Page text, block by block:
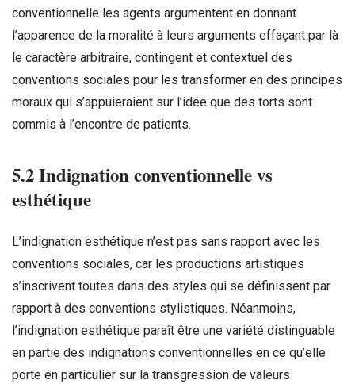
conventionnelle les agents argumentent en donnant
l’apparence de la moralité à leurs arguments effaçant par là
le caractère arbitraire, contingent et contextuel des
conventions sociales pour les transformer en des principes
moraux qui s’appuieraient sur l’idée que des torts sont
commis à l’encontre de patients.
5.2 Indignation conventionnelle vs
esthétique
L’indignation esthétique n’est pas sans rapport avec les
conventions sociales, car les productions artistiques
s’inscrivent toutes dans des styles qui se définissent par
rapport à des conventions stylistiques. Néanmoins,
l’indignation esthétique paraît être une variété distinguable
en partie des indignations conventionnelles en ce qu’elle
porte en particulier sur la transgression de valeurs